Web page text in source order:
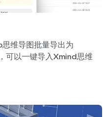
维导图批量导出为
可以一键导入Xmind思维